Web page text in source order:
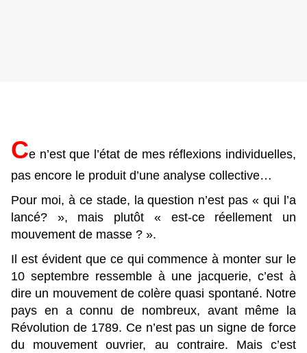
Ce n’est que l’état de mes réflexions individuelles,
pas encore le produit d’une analyse collective…
Pour moi, à ce stade, la question n’est pas « qui l’a
lancé? », mais plutôt « est-ce réellement un
mouvement de masse ? ».
Il est évident que ce qui commence à monter sur le
10 septembre ressemble à une jacquerie, c’est à
dire un mouvement de colère quasi spontané. Notre
pays en a connu de nombreux, avant même la
Révolution de 1789. Ce n’est pas un signe de force
du mouvement ouvrier, au contraire. Mais c’est